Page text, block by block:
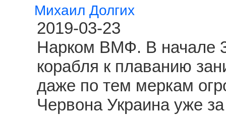
Михаил Долгих
2019-03-23
Нарком ВМФ. В начале
корабля к плаванию
даже по тем меркам
Червона Украина уже